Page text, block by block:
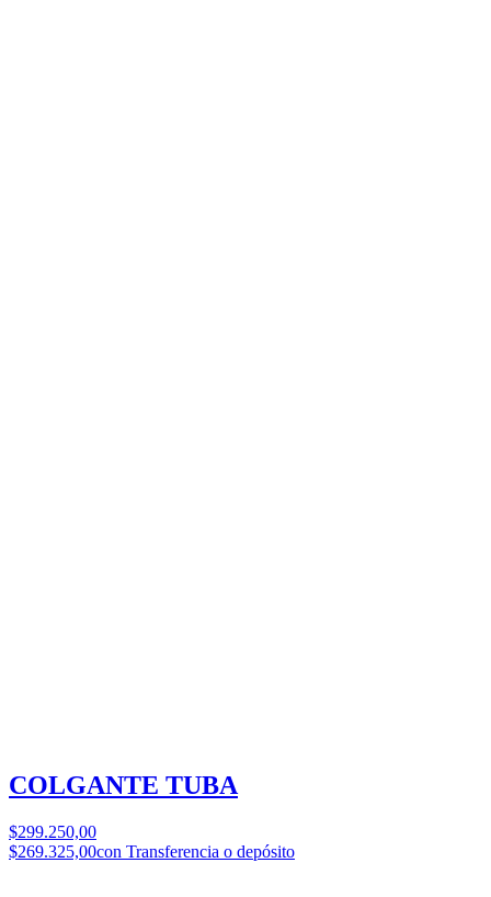
COLGANTE TUBA
$299.250,00
$269.325,00con Transferencia o depósito